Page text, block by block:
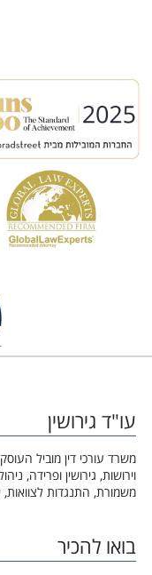
עו"ד גירושין
משרד עורכי דין מוביל
וירושות, גירושין ופרידה,
משמורת, התנגדות לצוואות,
בואו להכיר